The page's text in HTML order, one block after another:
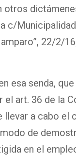
otros
c/
22/2/
esa senda,
el art. 36 de la
llevar a cabo el
de
en el